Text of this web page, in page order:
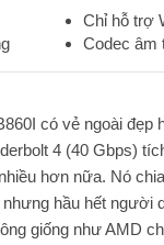
Chỉ hỗ trợ
Codec âm
có vẻ ngoài đẹp
4 (40 Gbps)
hơn nữa. Nó
hầu hết người
giống như AMD